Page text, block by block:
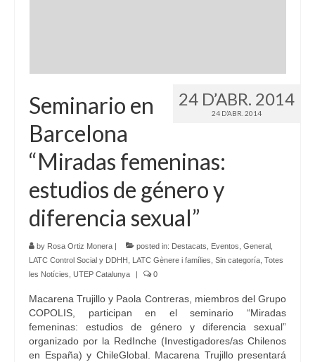
24 D’ABR. 2014
24 D’ABR. 2014
Seminario en
Barcelona
“Miradas femeninas:
estudios de género y
diferencia sexual”
by Rosa Ortiz Monera | posted in: Destacats Eventos General
LATC Control Social y DDHH
LATC Gènere i famílies Sin categoría Totes
les Notícies UTEP Catalunya | 0
Macarena Trujillo y Paola Contreras, miembros del Grupo
COPOLIS, participan en el seminario “Miradas
femeninas: estudios de género y diferencia sexual”
organizado por la RedInche (Investigadores/as Chilenos
en España) y ChileGlobal. Macarena Trujillo presentará